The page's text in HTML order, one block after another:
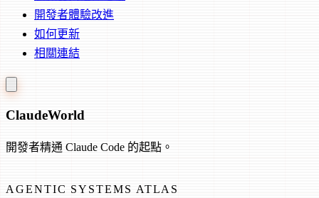
開發者體驗改進
如何更新
相關連結
ClaudeWorld
開發者精通 Claude Code 的起點。
AGENTIC SYSTEMS ATLAS